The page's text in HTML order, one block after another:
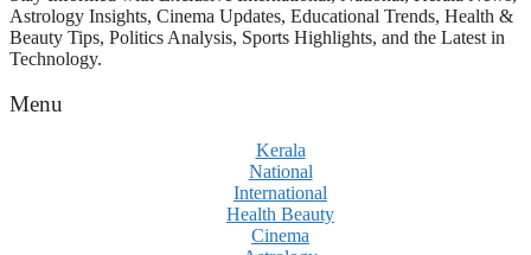
Astrology Insights, Cinema Updates, Educational Trends, Health &
Beauty Tips, Politics Analysis, Sports Highlights, and the Latest in
Technology.
Menu
Kerala
National
International
Health Beauty
Cinema